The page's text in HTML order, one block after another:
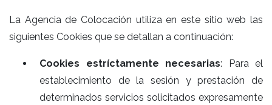
La Agencia de Colocación utiliza en este sitio web las
siguientes Cookies que se detallan a continuación:
Cookies estríctamente necesarias: Para el
establecimiento de la sesión y prestación de
determinados servicios solicitados expresamente